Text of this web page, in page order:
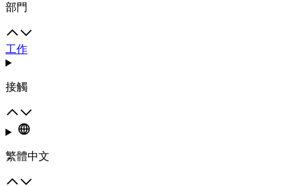
部門
工作
接觸
繁體中文